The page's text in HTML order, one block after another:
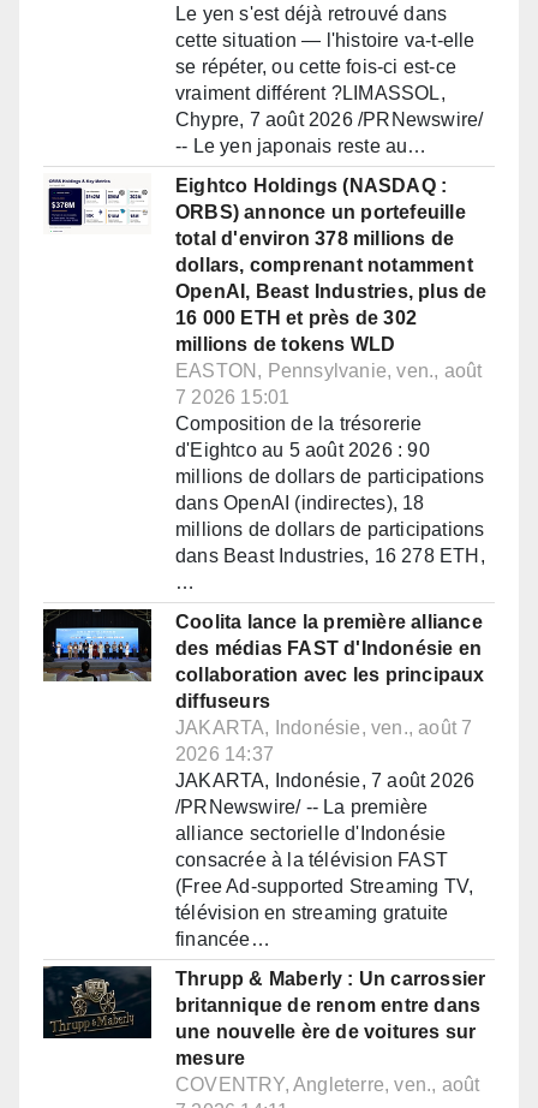
Le yen s'est déjà retrouvé dans
cette situation — l'histoire va-t-elle
se répéter, ou cette fois-ci est-ce
vraiment différent ?LIMASSOL,
Chypre, 7 août 2026 /PRNewswire/
-- Le yen japonais reste au…
Eightco Holdings (NASDAQ :
ORBS) annonce un portefeuille
total d'environ 378 millions de
dollars, comprenant notamment
OpenAI, Beast Industries, plus de
16 000 ETH et près de 302
millions de tokens WLD
EASTON, Pennsylvanie, ven., août
7 2026 15:01
Composition de la trésorerie
d'Eightco au 5 août 2026 : 90
millions de dollars de participations
dans OpenAI (indirectes), 18
millions de dollars de participations
dans Beast Industries, 16 278 ETH,
…
Coolita lance la première alliance
des médias FAST d'Indonésie en
collaboration avec les principaux
diffuseurs
JAKARTA, Indonésie, ven., août 7
2026 14:37
JAKARTA, Indonésie, 7 août 2026
/PRNewswire/ -- La première
alliance sectorielle d'Indonésie
consacrée à la télévision FAST
(Free Ad-supported Streaming TV,
télévision en streaming gratuite
financée…
Thrupp & Maberly : Un carrossier
britannique de renom entre dans
une nouvelle ère de voitures sur
mesure
COVENTRY, Angleterre, ven., août